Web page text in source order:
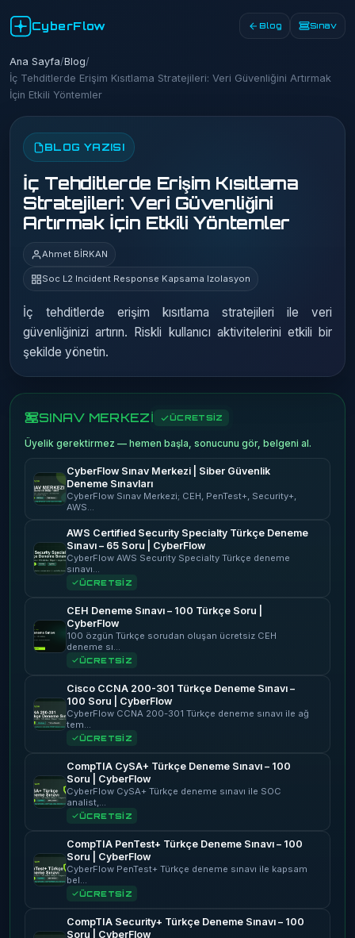
CyberFlow Blog Sınav
Ana Sayfa/Blog/
İç Tehditlerde Erişim Kısıtlama Stratejileri: Veri Güvenliğini Artırmak
İçin Etkili Yöntemler
BLOG YAZISI
İç Tehditlerde Erişim Kısıtlama
Stratejileri: Veri Güvenliğini
Artırmak İçin Etkili Yöntemler
Ahmet BİRKAN
Soc L2 Incident Response Kapsama Izolasyon
İç tehditlerde erişim kısıtlama stratejileri ile veri
güvenliğinizi artırın. Riskli kullanıcı aktivitelerini etkili bir
şekilde yönetin.
SINAV MERKEZİ ÜCRETSİZ
Üyelik gerektirmez — hemen başla, sonucunu gör, belgeni al.
CyberFlow Sınav Merkezi | Siber Güvenlik
Deneme Sınavları
CyberFlow Sınav Merkezi; CEH, PenTest+, Security+,
AWS…
AWS Certified Security Specialty Türkçe Deneme
Sınavı – 65 Soru | CyberFlow
CyberFlow AWS Security Specialty Türkçe deneme
sınavı…
ÜCRETSİZ
CEH Deneme Sınavı – 100 Türkçe Soru |
CyberFlow
100 özgün Türkçe sorudan oluşan ücretsiz CEH
deneme sı…
ÜCRETSİZ
Cisco CCNA 200-301 Türkçe Deneme Sınavı –
100 Soru | CyberFlow
CyberFlow CCNA 200-301 Türkçe deneme sınavı ile ağ
tem…
ÜCRETSİZ
CompTIA CySA+ Türkçe Deneme Sınavı – 100
Soru | CyberFlow
CyberFlow CySA+ Türkçe deneme sınavı ile SOC
analist,…
ÜCRETSİZ
CompTIA PenTest+ Türkçe Deneme Sınavı – 100
Soru | CyberFlow
CyberFlow PenTest+ Türkçe deneme sınavı ile kapsam
bel…
ÜCRETSİZ
CompTIA Security+ Türkçe Deneme Sınavı – 100
Soru | CyberFlow